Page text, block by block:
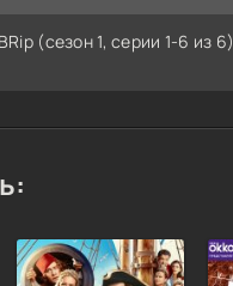
(сезон 1, серии 1-6 из 6)